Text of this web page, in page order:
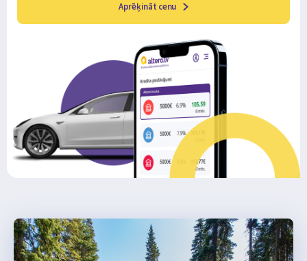
Aprēķināt cenu